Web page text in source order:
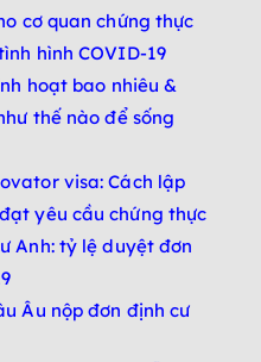
cơ quan chứng thực
hình COVID-19
hoạt bao nhiêu &
thế nào để sống
visa: Cách lập
yêu cầu chứng thực
Anh: tỷ lệ duyệt đơn
Âu nộp đơn định cư